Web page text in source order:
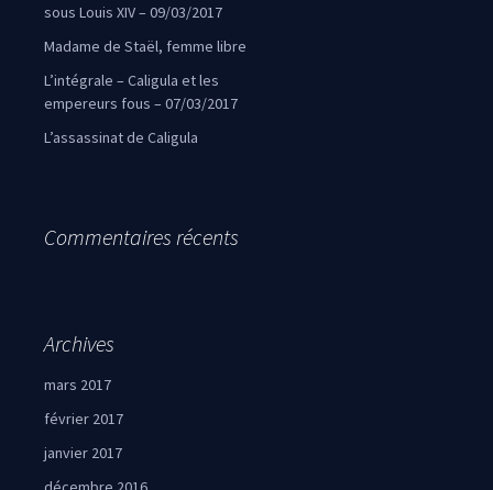
sous Louis XIV – 09/03/2017
Madame de Staël, femme libre
L’intégrale – Caligula et les
empereurs fous – 07/03/2017
L’assassinat de Caligula
Commentaires récents
Archives
mars 2017
février 2017
janvier 2017